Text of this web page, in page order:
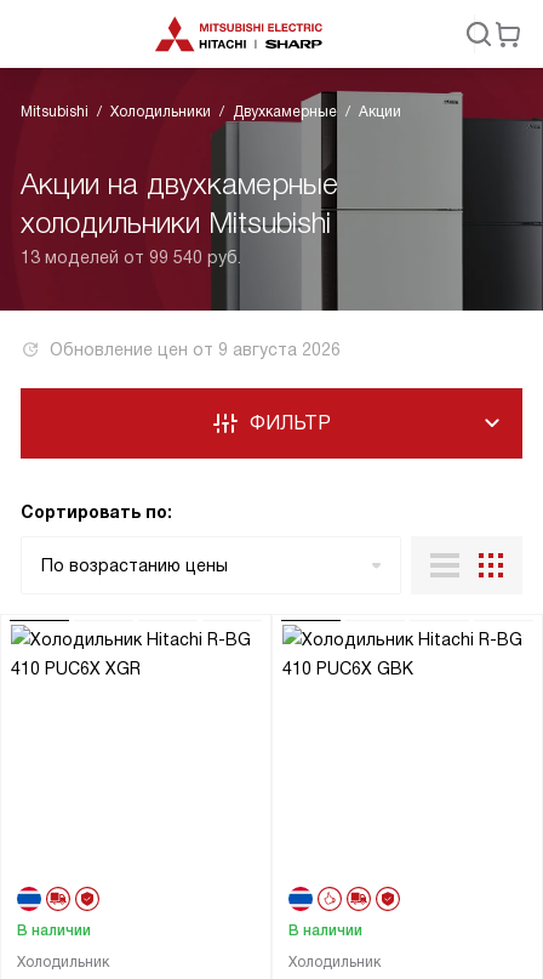
Mitsubishi Холодильники Двухкамерные Акции
Акции на двухкамерные
холодильники Mitsubishi
13 моделей от 99 540 руб.
Обновление цен от 9 августа 2026
ФИЛЬТР
Сортировать по:
По возрастанию цены
Холодильник
В наличии
Холодильник
В наличии